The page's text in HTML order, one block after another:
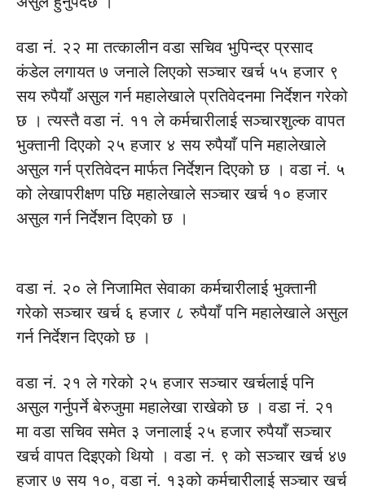
वडा नं. २२ मा तत्कालीन वडा सचिव भुपिन्द्र प्रसाद
कंडेल लगायत ७ जनाले लिएको सञ्चार खर्च ५५ हजार ९
सय रुपैयाँ असुल गर्न महालेखाले प्रतिवेदनमा निर्देशन गरेको
छ । त्यस्तै वडा नं. ११ ले कर्मचारीलाई सञ्चारशुल्क वापत
भुक्तानी दिएको २५ हजार ४ सय रुपैयाँ पनि महालेखाले
असुल गर्न प्रतिवेदन मार्फत निर्देशन दिएको छ । वडा नंं. ५
को लेखापरीक्षण पछि महालेखाले सञ्चार खर्च १० हजार
असुल गर्न निर्देशन दिएको छ ।
वडा नं. २० ले निजामित सेवाका कर्मचारीलाई भुक्तानी
गरेको सञ्चार खर्च ६ हजार ८ रुपैयाँ पनि महालेखाले असुल
गर्न निर्देशन दिएको छ ।
वडा नं. २१ ले गरेको २५ हजार सञ्चार खर्चलाई पनि
असुल गर्नुपर्ने बेरुजुमा महालेखा राखेको छ । वडा नं. २१
मा वडा सचिव समेत ३ जनालाई २५ हजार रुपैयाँ सञ्चार
खर्च वापत दिइएको थियो । वडा नं. ९ को सञ्चार खर्च ४७
हजार ७ सय १०, वडा नं. १३को कर्मचारीलाई सञ्चार खर्च